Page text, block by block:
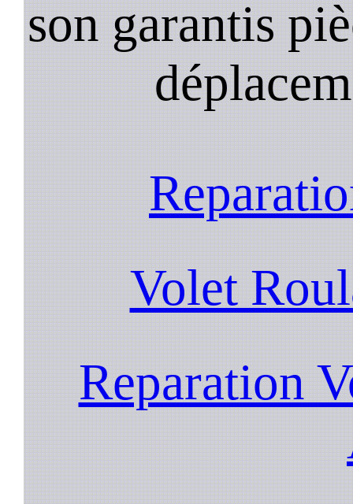
son garantis
Volet
Reparation